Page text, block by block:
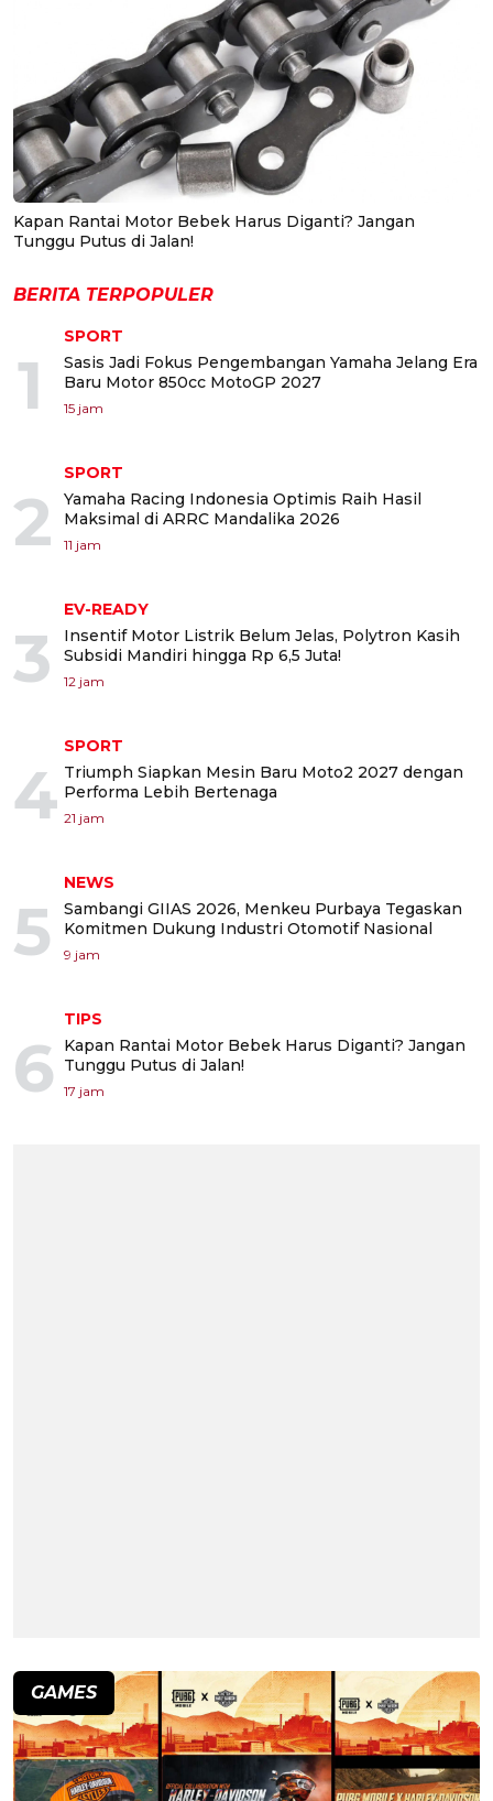
Kapan Rantai Motor Bebek Harus Diganti? Jangan
Tunggu Putus di Jalan!
BERITA TERPOPULER
1
SPORT
Sasis Jadi Fokus Pengembangan Yamaha Jelang Era
Baru Motor 850cc MotoGP 2027
15 jam
2
SPORT
Yamaha Racing Indonesia Optimis Raih Hasil
Maksimal di ARRC Mandalika 2026
11 jam
3
EV-READY
Insentif Motor Listrik Belum Jelas, Polytron Kasih
Subsidi Mandiri hingga Rp 6,5 Juta!
12 jam
4
SPORT
Triumph Siapkan Mesin Baru Moto2 2027 dengan
Performa Lebih Bertenaga
21 jam
5
NEWS
Sambangi GIIAS 2026, Menkeu Purbaya Tegaskan
Komitmen Dukung Industri Otomotif Nasional
9 jam
6
TIPS
Kapan Rantai Motor Bebek Harus Diganti? Jangan
Tunggu Putus di Jalan!
17 jam
GAMES